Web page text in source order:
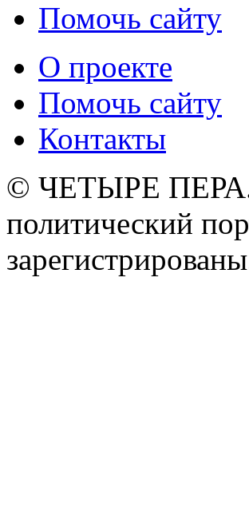
Помочь сайту
О проекте
Помочь сайту
Контакты
© ЧЕТЫРЕ ПЕРА.
политический